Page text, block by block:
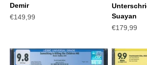
Demir
Angebot
€149,99
Suayan
Angebot
€179,99